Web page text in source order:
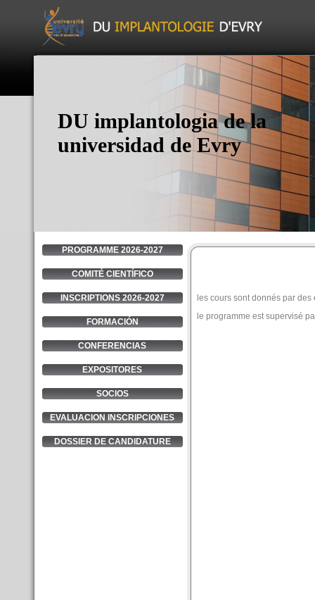
DU implantologia de la
universidad de Evry
PROGRAMME 2026-2027
COMITÉ CIENTÍ­FICO
INSCRIPTIONS 2026-2027
FORMACIÓN
CONFERENCIAS
EXPOSITORES
SOCIOS
EVALUACION INSCRIPCIONES
DOSSIER DE CANDIDATURE
les cours sont donnés par
le programme est supervisé